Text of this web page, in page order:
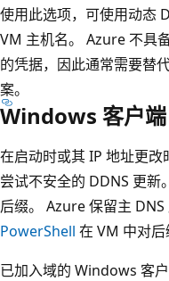
使用此选项，可使用动态
VM 主机名。 Azure 不具
的凭据，因此通常需要替
案。
Windows 客户端
在启动时或其 IP 地址更
尝试不安全的 DDNS 更新
后缀。 Azure 保留主
PowerShell 在 VM 中对后
已加入域的 Windows 客